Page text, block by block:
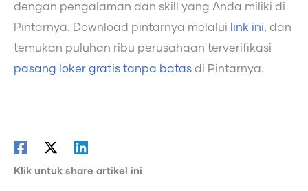
dengan pengalaman dan skill yang Anda miliki di
Pintarnya. Download pintarnya melalui
link ini, dan
temukan puluhan ribu perusahaan terverifikasi
pasang loker gratis tanpa batas di Pintarnya.
Klik untuk share artikel ini